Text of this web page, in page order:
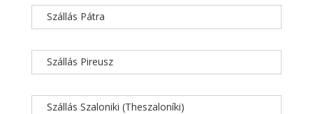
Szállás Pátra
Szállás Pireusz
Szállás Szaloniki (Theszaloníki)